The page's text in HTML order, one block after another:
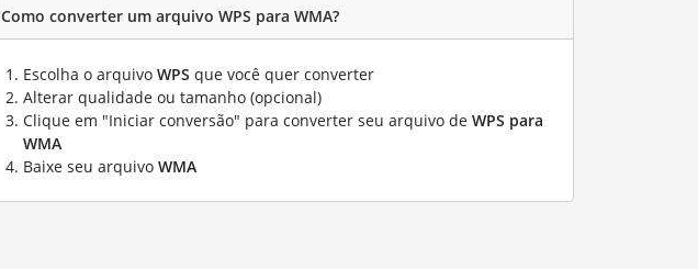
Como converter um arquivo WPS para WMA?
Escolha o arquivo WPS que você quer converter
Alterar qualidade ou tamanho (opcional)
Clique em "Iniciar conversão" para converter seu arquivo de WPS para
WMA
Baixe seu arquivo WMA